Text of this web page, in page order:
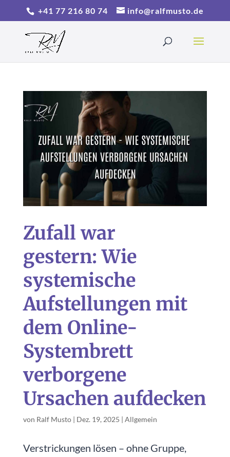
+41 77 216 80 74 info@ralfmusto.de
Zufall war
gestern: Wie
systemische
Aufstellungen mit
dem Online-
Systembrett
verborgene
Ursachen aufdecken
von Ralf Musto| Dez. 19, 2025 | Allgemein
Verstrickungen lösen – ohne Gruppe,